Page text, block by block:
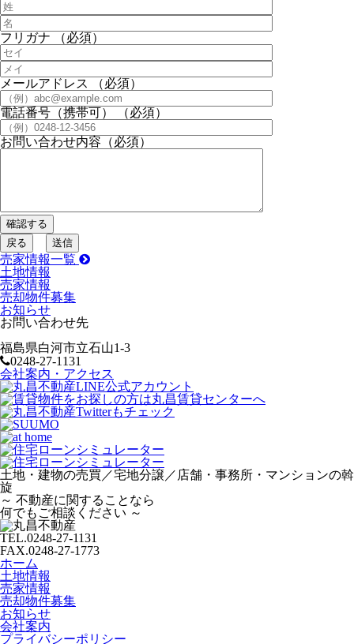
フリガナ （必須）
メールアドレス （必須）
電話番号（携帯可） （必須）
お問い合わせ内容 （必須）
売家情報一覧
土地情報
売家情報
売却物件募集
お知らせ
お問い合わせ先
福島県白河市立石山1-3
0248-27-1131
会社案内・アクセス
土地・建物の売買／宅地分譲／店舗・事務所・マンションの斡
旋
～ 不動産に関することなら
何でもご相談ください ～
TEL.0248-27-1131
FAX.0248-27-1773
ホーム
土地情報
売家情報
売却物件募集
お知らせ
会社案内
プライバシーポリシー